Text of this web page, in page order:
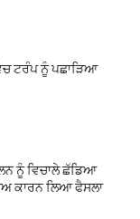
ਟਰੰਪ ਨੂੰ ਪਛਾੜਿਆ
ਨੂੰ ਵਿਚਾਲੇ ਛੱਡਿਆ
ਕਾਰਨ ਲਿਆ ਫੈਸਲਾ